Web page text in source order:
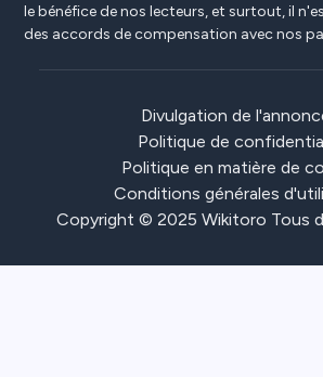
le bénéfice de nos lecteurs, et surtout, il
des accords de compensation avec nos
Copyright © 2025 Wikitoro Tous
Divulgation de
Politique de
Politique en matière de
Conditions générales